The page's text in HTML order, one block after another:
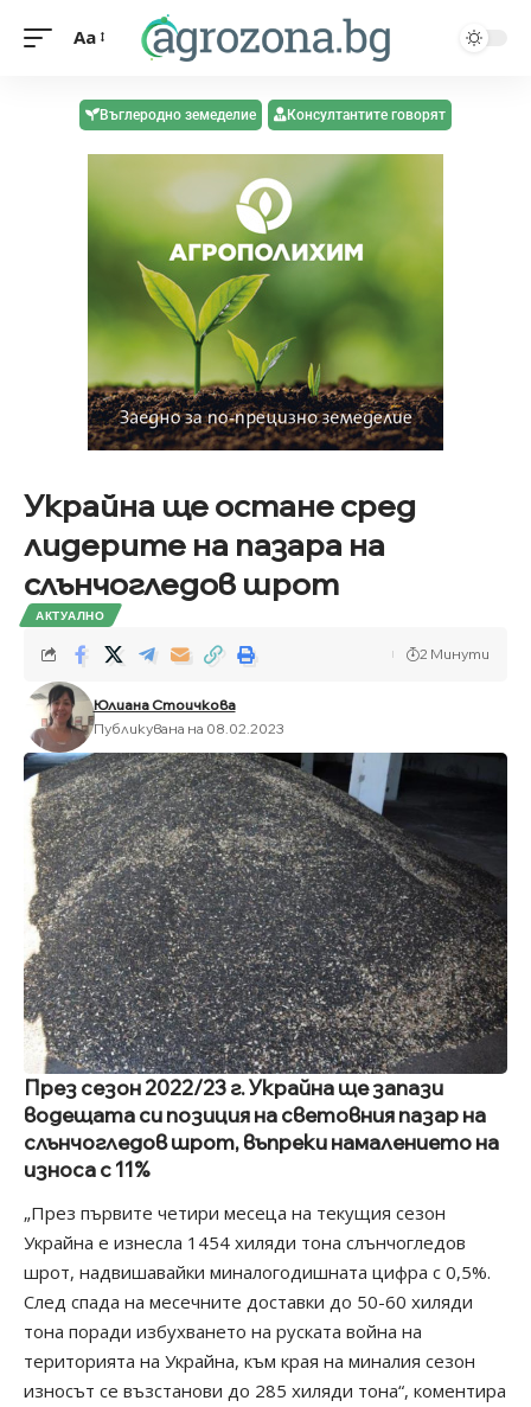
Aa
Въглеродно земеделие Консултантите говорят
Украйна ще остане сред
лидерите на пазара на
слънчогледов шрот
АКТУАЛНО
Юлиана Стоичкова
Публикувана на 08.02.2023
2 Минути
През сезон 2022/23 г. Украйна ще запази
водещата си позиция на световния пазар на
слънчогледов шрот, въпреки намалението на
износа с 11%
„През първите четири месеца на текущия сезон
Украйна е изнесла 1454 хиляди тона слънчогледов
шрот, надвишавайки миналогодишната цифра с 0,5%.
След спада на месечните доставки до 50-60 хиляди
тона поради избухването на руската война на
територията на Украйна, към края на миналия сезон
износът се възстанови до 285 хиляди тона“, коментира